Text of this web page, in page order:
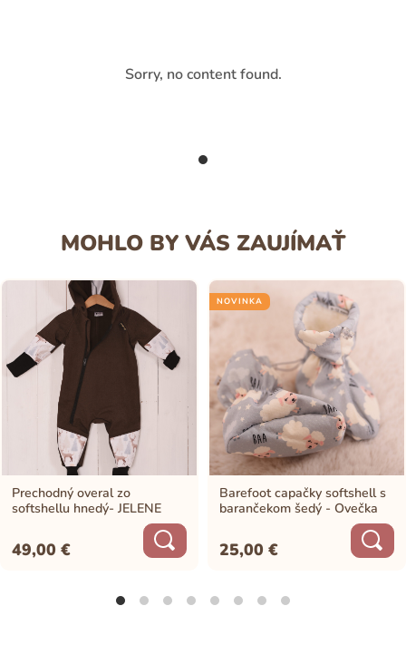
Sorry, no content found.
MOHLO BY VÁS ZAUJÍMAŤ
Prechodný overal zo
softshellu hnedý- JELENE
49,00€
NOVINKA
Barefoot capačky softshell s
barančekom šedý - Ovečka
25,00€